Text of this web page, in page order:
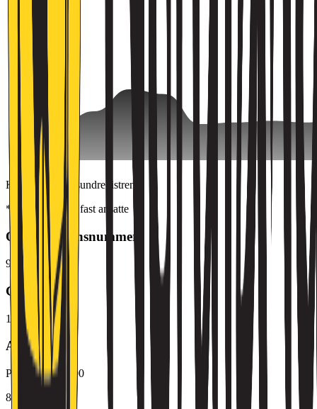
Kilde: Brønnøysundregistrene
*Inkluderer kun fast ansatte
Organisasjonsnummer
974 795 124
Grunnlagt
1995
Adresse
Prinsens gate 100
8005